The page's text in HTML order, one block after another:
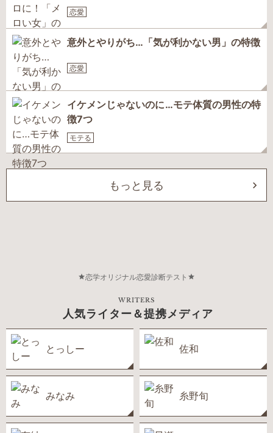
恋愛
意外とやりがち…「気が利かない男」の特徴
恋愛
イケメンじゃないのに…モテ体質の男性の特
徴7つ
モテる
もっと見る
恋学オリジナル恋愛診断テスト
WRITERS
人気ライター＆提携メディア
とっしー 佐和
みなみ 糸野旬